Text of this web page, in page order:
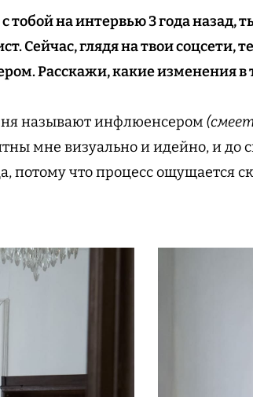
с тобой на интервью 3 года назад,
Сейчас, глядя на твои соцсети,
Расскажи, какие изменения в
называют инфлюенсером
мне визуально и идейно, и до
потому что процесс ощущается